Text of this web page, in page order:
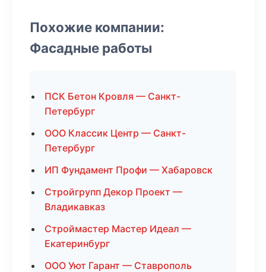
Похожие компании:
Фасадные работы
ПСК Бетон Кровля — Санкт-
Петербург
ООО Классик Центр — Санкт-
Петербург
ИП Фундамент Профи — Хабаровск
Стройгрупп Декор Проект —
Владикавказ
Строймастер Мастер Идеал —
Екатеринбург
ООО Уют Гарант — Ставрополь